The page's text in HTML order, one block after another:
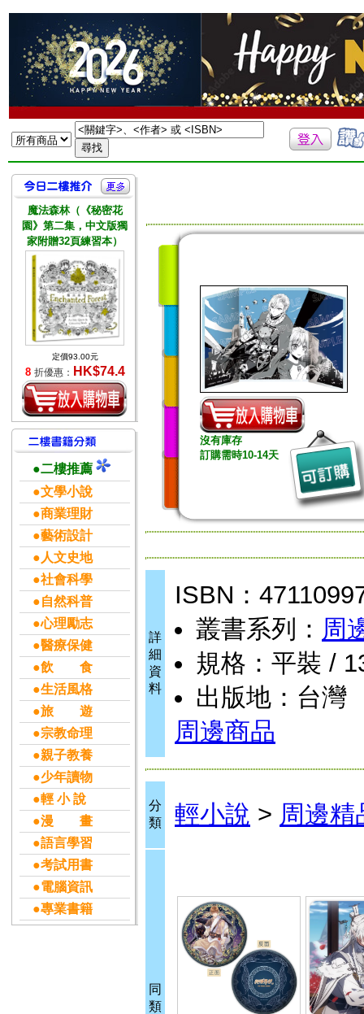
魔法森林（《秘密花
園》第二集，中文版獨
家附贈32頁練習本）
定價93.00元
8 折優惠： HK$74.4
●二樓推薦
●文學小說
●商業理財
●藝術設計
●人文史地
●社會科學
●自然科普
●心理勵志
●醫療保健
●飲 食
●生活風格
●旅 遊
●宗教命理
●親子教養
●少年讀物
●輕 小 說
●漫 畫
●語言學習
●考試用書
●電腦資訊
●專業書籍
沒有庫存
訂購需時10-14天
詳
細
資
料
ISBN：
叢書系列： 周
規格：平裝 /
出版地：台灣
周邊商品
分
類
輕小說 > 周邊精
同
類